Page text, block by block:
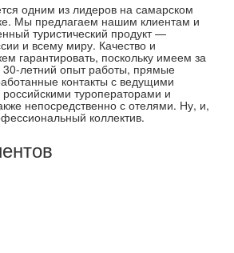
одним из лидеров на самарском
Мы предлагаем нашим клиентам и
туристический продукт —
и всему миру. Качество и
гарантировать, поскольку имеем за
летний опыт работы, прямые
контакты с ведущими
туроператорами и
непосредственно с отелями. Ну, и,
коллектив.